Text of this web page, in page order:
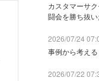
カスタマーサ
闘会を勝ち抜
2026/07/24
事例から考え
2026/07/22